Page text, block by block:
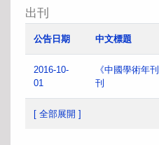
出刊
公告日期 中文標題
2016-10-
01
《中國學術年
刊
[ 全部展開 ]